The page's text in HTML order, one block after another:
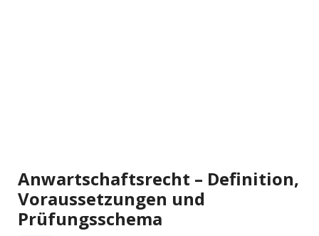
Anwartschaftsrecht – Definition,
Voraussetzungen und
Prüfungsschema